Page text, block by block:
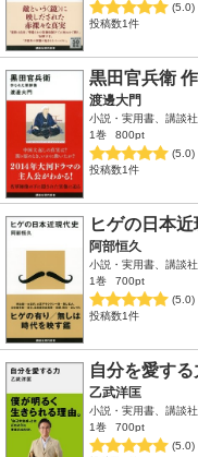
(5.0)
投稿数1件
黒田官兵衛
渡邊大門
小説・実用書、講談
1巻
800pt
(5.0)
投稿数1件
ヒゲの日本近
阿部恒久
小説・実用書、講談
1巻
700pt
(5.0)
投稿数1件
自分を愛する
乙武洋匡
小説・実用書、講談
1巻
700pt
(5.0)